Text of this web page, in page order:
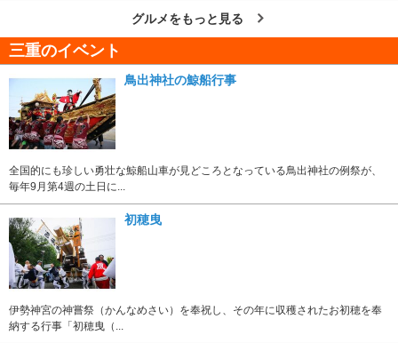
グルメをもっと見る
三重のイベント
鳥出神社の鯨船行事
全国的にも珍しい勇壮な鯨船山車が見どころとなっている鳥出神社の例祭が、
毎年9月第4週の土日に...
初穂曳
伊勢神宮の神嘗祭（かんなめさい）を奉祝し、その年に収穫されたお初穂を奉
納する行事「初穂曳（...